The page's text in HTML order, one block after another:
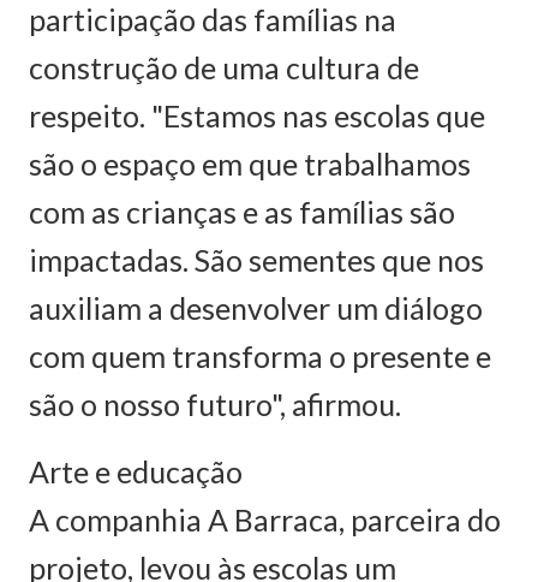
participação das famílias na
construção de uma cultura de
respeito. "Estamos nas escolas que
são o espaço em que trabalhamos
com as crianças e as famílias são
impactadas. São sementes que nos
auxiliam a desenvolver um diálogo
com quem transforma o presente e
são o nosso futuro", afirmou.
Arte e educação
A companhia A Barraca, parceira do
projeto, levou às escolas um